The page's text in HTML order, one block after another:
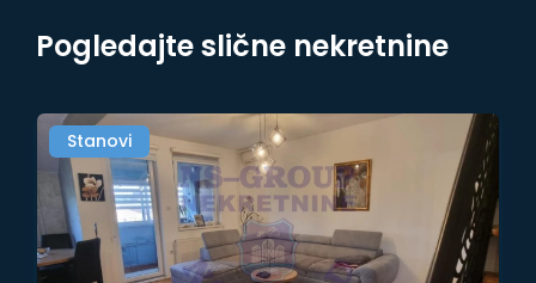
Pogledajte slične nekretnine
Stanovi